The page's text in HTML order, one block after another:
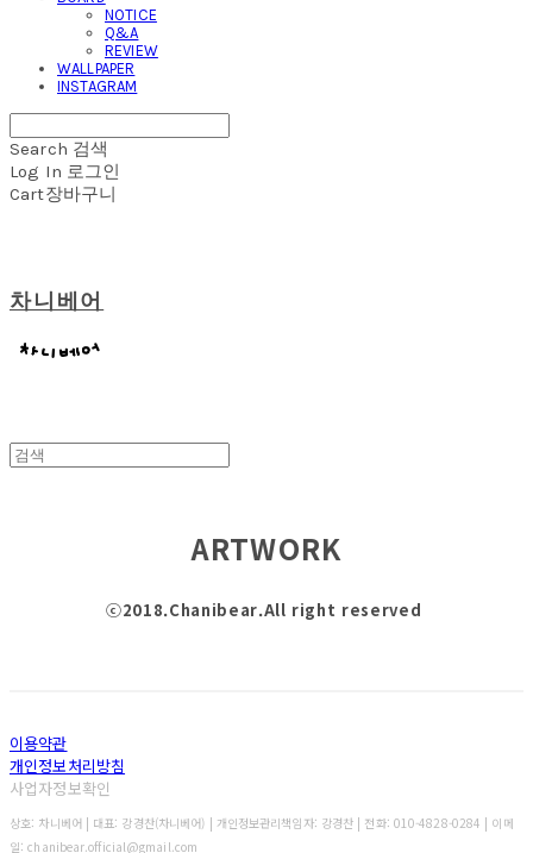
NOTICE
Q&A
REVIEW
WALLPAPER
INSTAGRAM
Search 검색
Log In 로그인
Cart장바구니
차니베어
ARTWORK
ⓒ2018.Chanibear.All right reserved
이용약관
개인정보처리방침
사업자정보확인
상호: 차니베어 | 대표: 강경찬(차니베어) | 개인정보관리책임자: 강경찬 | 전화: 010-4828-0284 | 이메
일: chanibear.official@gmail.com